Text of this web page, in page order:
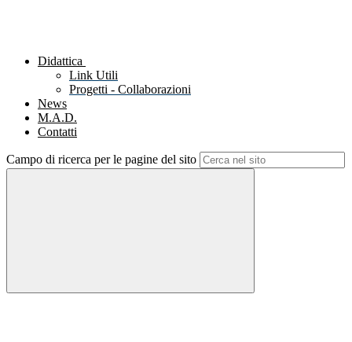
Didattica
Link Utili
Progetti - Collaborazioni
News
M.A.D.
Contatti
Campo di ricerca per le pagine del sito